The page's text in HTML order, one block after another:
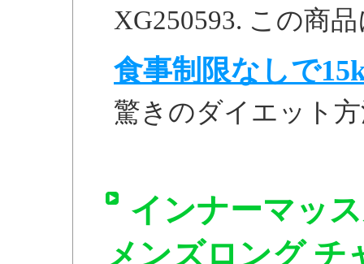
XG250593. この商
食事制限なしで
驚きのダイエット
インナーマッ
メンズロング チ